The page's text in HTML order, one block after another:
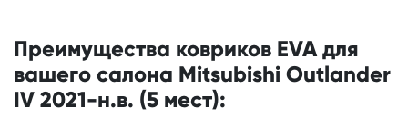
Преимущества ковриков EVA для
вашего салона Mitsubishi Outlander
IV 2021-н.в. (5 мест):